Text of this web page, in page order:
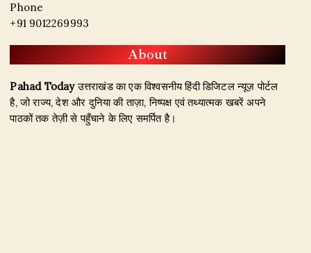
Phone
+91 9012269993
About
Pahad Todayउत्तराखंड का एक विश्वसनीय हिंदी डिजिटल न्यूज़ पोर्टल
है, जो राज्य, देश और दुनिया की ताज़ा, निष्पक्ष एवं तथ्यात्मक खबरें अपने
पाठकों तक तेज़ी से पहुँचाने के लिए समर्पित है।